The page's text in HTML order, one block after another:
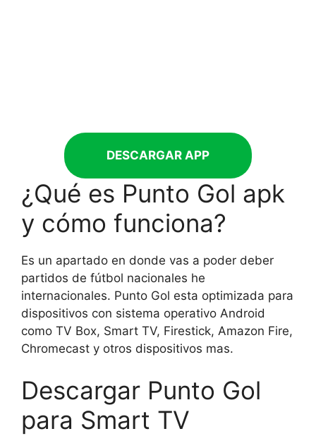
DESCARGAR APP
¿Qué es Punto Gol apk
y cómo funciona?
Es un apartado en donde vas a poder deber
partidos de fútbol nacionales he
internacionales. Punto Gol esta optimizada para
dispositivos con sistema operativo Android
como TV Box, Smart TV, Firestick, Amazon Fire,
Chromecast y otros dispositivos mas.
Descargar Punto Gol
para Smart TV